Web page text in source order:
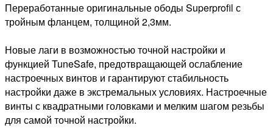
Переработанные оригинальные ободы Superprofil с
тройным фланцем, толщиной 2,3мм.
Новые лаги в возможностью точной настройки и
функцией TuneSafe, предотвращающей ослабление
настроечных винтов и гарантируют стабильность
настройки даже в экстремальных условиях. Настроечные
винты с квадратными головками и мелким шагом резьбы
для самой точной настройки.